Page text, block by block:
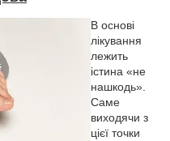
В основі
лікування
лежить
істина «не
нашкодь».
Саме
виходячи з
цієї точки